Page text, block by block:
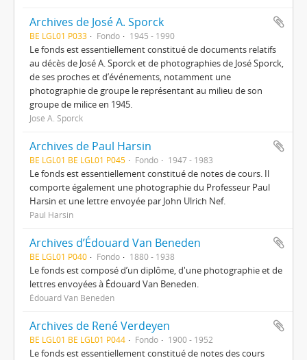
Archives de José A. Sporck
BE LGL01 P033 Fondo 1945 - 1990
Le fonds est essentiellement constitué de documents relatifs
au décès de José A. Sporck et de photographies de José Sporck,
de ses proches et d’événements, notamment une
photographie de groupe le représentant au milieu de son
groupe de milice en 1945.
José A. Sporck
Archives de Paul Harsin
BE LGL01 BE LGL01 P045 Fondo 1947 - 1983
Le fonds est essentiellement constitué de notes de cours. Il
comporte également une photographie du Professeur Paul
Harsin et une lettre envoyée par John Ulrich Nef.
Paul Harsin
Archives d’Édouard Van Beneden
BE LGL01 P040 Fondo 1880 - 1938
Le fonds est composé d’un diplôme, d'une photographie et de
lettres envoyées à Édouard Van Beneden.
Édouard Van Beneden
Archives de René Verdeyen
BE LGL01 BE LGL01 P044 Fondo 1900 - 1952
Le fonds est essentiellement constitué de notes des cours